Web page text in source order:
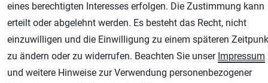
Airbrush-City
Fachhandel für: Airbrushpistolen, Kompressoren, Airbrushfarben
Modellbau-City
Modellbau Shop
eines berechtigten Interesses erfolgen. Die Zustimmung kann
erteilt oder abgelehnt werden. Es besteht das Recht, nicht
einzuwilligen und die Einwilligung zu einem späteren
zu ändern oder zu widerrufen. Beachten Sie unser Impressum
und weitere Hinweise zur Verwendung personenbezogener